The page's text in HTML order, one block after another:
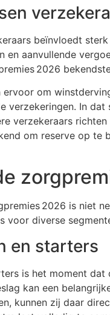
beïnvloedt
en aanvullende
2026
ervoor om
verzekeringen. In
verzekeraars
om reserve op te
2026 is niet
voor diverse
en starters
is het moment
kan een
kunnen zij daar